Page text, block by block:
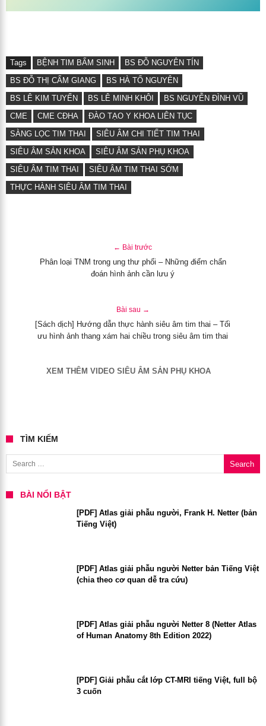
Tags BỆNH TIM BẨM SINH
BS ĐỖ NGUYÊN TÍN
BS ĐỖ THỊ CẨM GIANG
BS HÀ TỐ NGUYÊN
BS LÊ KIM TUYẾN
BS LÊ MINH KHÔI
BS NGUYỄN ĐÌNH VŨ
CME
CME CĐHA
ĐÀO TẠO Y KHOA LIÊN TỤC
SÀNG LỌC TIM THAI
SIÊU ÂM CHI TIẾT TIM THAI
SIÊU ÂM SẢN KHOA
SIÊU ÂM SẢN PHỤ KHOA
SIÊU ÂM TIM THAI
SIÊU ÂM TIM THAI SỚM
THỰC HÀNH SIÊU ÂM TIM THAI
← Bài trước
Phân loại TNM trong ung thư phổi – Những điểm chẩn
đoán hình ảnh cần lưu ý
Bài sau →
[Sách dịch] Hướng dẫn thực hành siêu âm tim thai – Tối
ưu hình ảnh thang xám hai chiều trong siêu âm tim thai
XEM THÊM VIDEO SIÊU ÂM SẢN PHỤ KHOA
TÌM KIẾM
Search for:
BÀI NỔI BẬT
[PDF] Atlas giải phẫu người, Frank H. Netter (bản
Tiếng Việt)
[PDF] Atlas giải phẫu người Netter bản Tiếng Việt
(chia theo cơ quan dễ tra cứu)
[PDF] Atlas giải phẫu người Netter 8 (Netter Atlas
of Human Anatomy 8th Edition 2022)
[PDF] Giải phẫu cắt lớp CT-MRI tiếng Việt, full bộ
3 cuốn